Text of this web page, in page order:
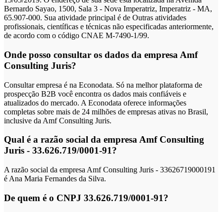
Bernardo Sayao, 1500, Sala 3 - Nova Imperatriz, Imperatriz - MA,
65.907-000. Sua atividade principal é de Outras atividades
profissionais, científicas e técnicas não especificadas anteriormente,
de acordo com o código CNAE M-7490-1/99.
Onde posso consultar os dados da empresa Amf
Consulting Juris?
Consultar empresa é na Econodata. Só na melhor plataforma de
prospecção B2B você encontra os dados mais confiáveis e
atualizados do mercado. A Econodata oferece informações
completas sobre mais de 24 milhões de empresas ativas no Brasil,
inclusive da Amf Consulting Juris.
Qual é a razão social da empresa Amf Consulting
Juris - 33.626.719/0001-91?
A razão social da empresa Amf Consulting Juris - 33626719000191
é Ana Maria Fernandes da Silva.
De quem é o CNPJ 33.626.719/0001-91?